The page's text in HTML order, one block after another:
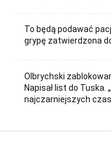
To będą podawać
grypę zatwierdzona
Olbrychski
Napisał list do Tuska.
najczarniejszych